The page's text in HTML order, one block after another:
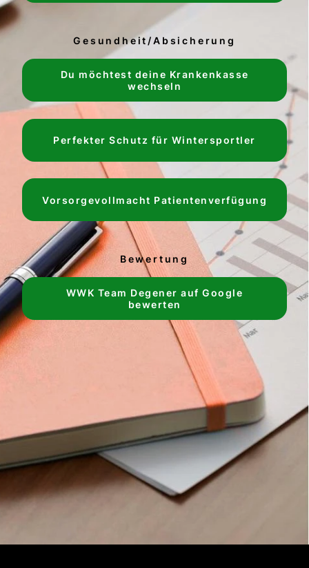
Gesundheit/Absicherung
Du möchtest deine Krankenkasse
wechseln
Perfekter Schutz für Wintersportler
Vorsorgevollmacht Patientenverfügung
Bewertung
WWK Team Degener auf Google
bewerten